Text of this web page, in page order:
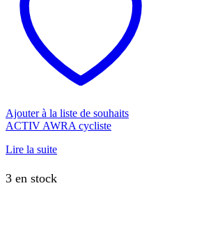
Ajouter à la liste de souhaits
ACTIV AWRA cycliste
Lire la suite
3 en stock